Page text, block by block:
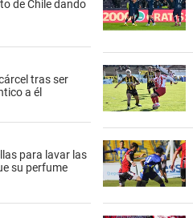
de Chile dando
tras ser
a él
para lavar las
su perfume